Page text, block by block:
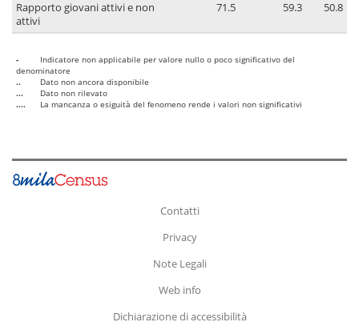
Rapporto giovani attivi e non
attivi
71.5 59.3 50.8
-
Indicatore non applicabile per valore nullo o poco significativo del
denominatore
..
Dato non ancora disponibile
...
Dato non rilevato
....
La mancanza o esiguità del fenomeno rende i valori non significativi
Contatti
Privacy
Note Legali
Web info
Dichiarazione di accessibilità